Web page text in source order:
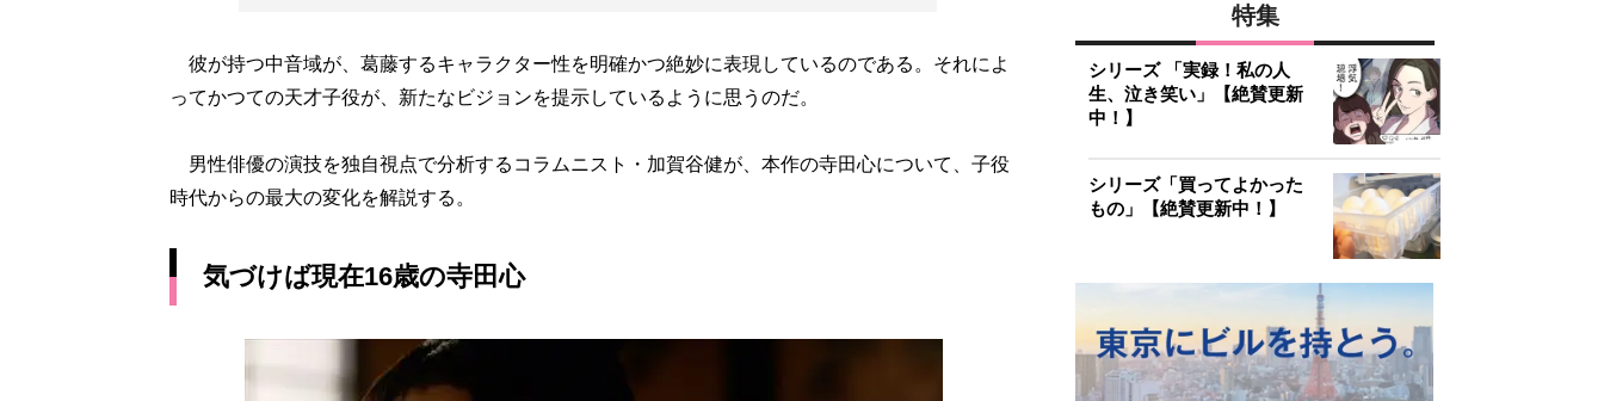
彼が持つ中音域が、葛藤するキャラクター性を明確かつ絶妙に表現しているのである。それによ
ってかつての天才子役が、新たなビジョンを提示しているように思うのだ。
男性俳優の演技を独自視点で分析するコラムニスト・加賀谷健が、本作の寺田心について、子役
時代からの最大の変化を解説する。
気づけば現在16歳の寺田心
特集
シリーズ 「実録！私の人
生、泣き笑い」【絶賛更新
中！】
シリーズ「買ってよかった
もの」【絶賛更新中！】